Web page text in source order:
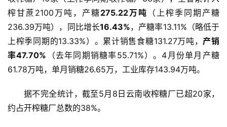
首
榨甘蔗2100万吨，产糖275.22万吨 （上榨季同期产糖
236.39万吨），同比增长16.43%，产糖率13.11%（略低于
上榨季同期的13.33%）。累计销售食糖131.27万吨， 产销
率47.70% （去年同期销糖率55.71%）。4月份单月产糖
61.78万吨，单月销糖26.65万，工业库存143.94万吨。
据不完全统计，截至5月8日云南收榨糖厂已超20家，
约占开榨糖厂总数的38%。